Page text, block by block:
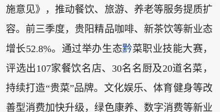
施意见》，推动餐饮、旅游、养老等服务提质扩
容。前三季度，贵阳精品咖啡、新茶饮等新业态
增长52.8%。通过举办生态黔菜职业技能大赛，
评选出107家餐饮名店、30名名厨及20道名菜，
持续打造“贵菜”品牌。文化娱乐、体育健身等改
善型消费加快升级，绿色康养、数字消费等新业